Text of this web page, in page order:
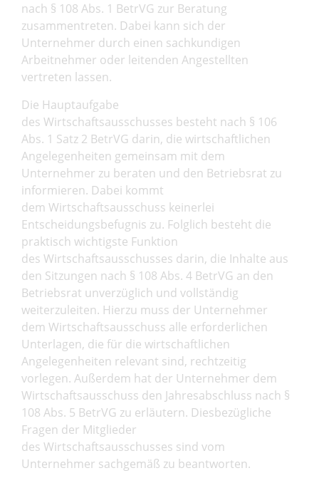
nach § 108 Abs. 1 BetrVG zur Beratung
zusammentreten. Dabei kann sich der
Unternehmer durch einen sachkundigen
Arbeitnehmer oder leitenden Angestellten
vertreten lassen.
Die Hauptaufgabe
des Wirtschaftsausschusses besteht nach § 106
Abs. 1 Satz 2 BetrVG darin, die wirtschaftlichen
Angelegenheiten gemeinsam mit dem
Unternehmer zu beraten und den Betriebsrat zu
informieren. Dabei kommt
dem Wirtschaftsausschuss keinerlei
Entscheidungsbefugnis zu. Folglich besteht die
praktisch wichtigste Funktion
des Wirtschaftsausschusses darin, die Inhalte aus
den Sitzungen nach § 108 Abs. 4 BetrVG an den
Betriebsrat unverzüglich und vollständig
weiterzuleiten. Hierzu muss der Unternehmer
dem Wirtschaftsausschuss alle erforderlichen
Unterlagen, die für die wirtschaftlichen
Angelegenheiten relevant sind, rechtzeitig
vorlegen. Außerdem hat der Unternehmer dem
Wirtschaftsausschuss den Jahresabschluss nach §
108 Abs. 5 BetrVG zu erläutern. Diesbezügliche
Fragen der Mitglieder
des Wirtschaftsausschusses sind vom
Unternehmer sachgemäß zu beantworten.